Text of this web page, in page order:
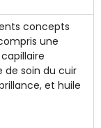
concepts
une
de soin du cuir
et huile